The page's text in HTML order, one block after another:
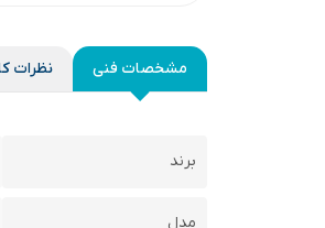
مشخصات فنی نظرات
برند
مدل